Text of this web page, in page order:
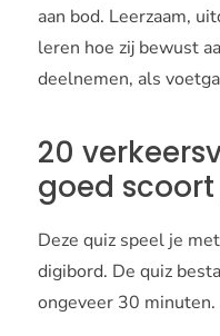
aan bod. Leerzaam,
leren hoe zij bewust
deelnemen, als
20
goed
Deze quiz speel je
digibord. De quiz
ongeveer 30 minuten.